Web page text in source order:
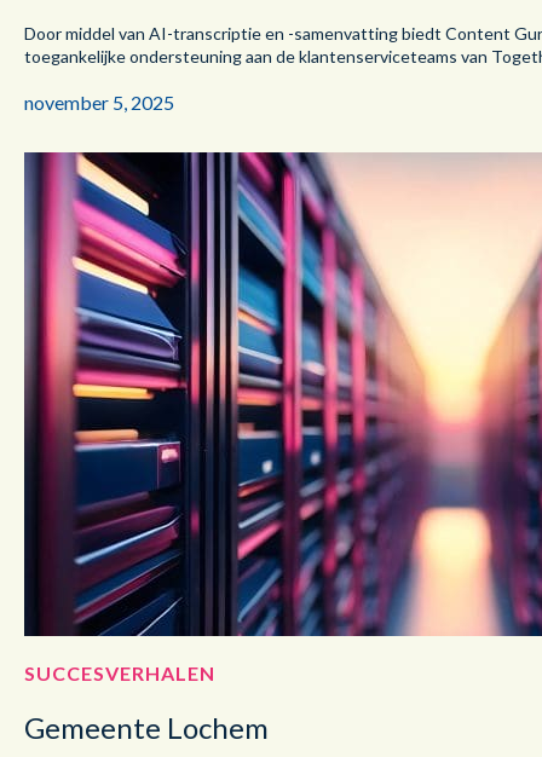
Door middel van AI-transcriptie en -samenvatting biedt Content
toegankelijke ondersteuning aan de klantenserviceteams van
november 5, 2025
SUCCESVERHALEN
Gemeente Lochem